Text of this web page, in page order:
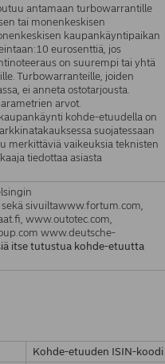
antamaan turbowarrantille
tai monenkeskisen
kaupankäyntipaikan
eurosenttiä, jos
on suurempi tai yhtä
Turbowarranteille, joiden
ei anneta ostotarjousta.
arvot.
kohde-etuudella on
suojatessaan
merkittäviä vaikeuksia teknisten
tiedottaa asiasta
sekä sivuiltawww.fortum.com,
www.outotec.com,
www.deutsche-
itse tutustua kohde-etuutta
Kohde-etuuden ISIN-koodi